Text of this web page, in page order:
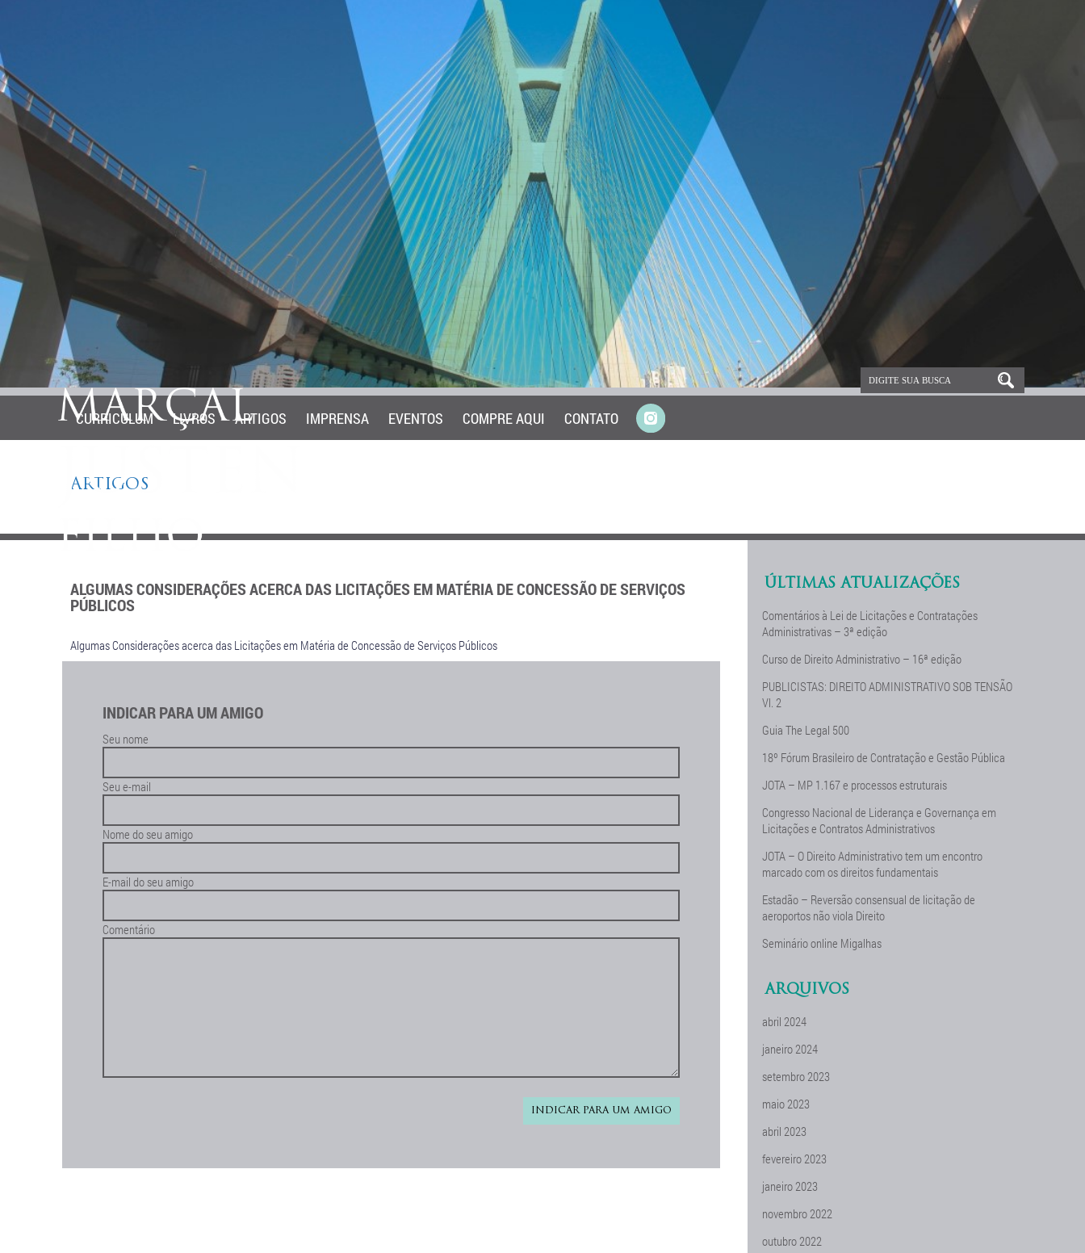
CURRICULUM LIVROS ARTIGOS IMPRENSA EVENTOS COMPRE AQUI CONTATO
ARTIGOS
ALGUMAS CONSIDERAÇÕES ACERCA DAS LICITAÇÕES EM MATÉRIA DE CONCESSÃO DE SERVIÇOS
PÚBLICOS
Algumas Considerações acerca das Licitações em Matéria de Concessão de Serviços Públicos
INDICAR PARA UM AMIGO
Seu nome
Seu e-mail
Nome do seu amigo
E-mail do seu amigo
Comentário
ÚLTIMAS ATUALIZAÇÕES
Comentários à Lei de Licitações e Contratações
Administrativas – 3ª edição
Curso de Direito Administrativo – 16ª edição
PUBLICISTAS: DIREITO ADMINISTRATIVO SOB TENSÃO
Vl. 2
Guia The Legal 500
18º Fórum Brasileiro de Contratação e Gestão Pública
JOTA – MP 1.167 e processos estruturais
Congresso Nacional de Liderança e Governança em
Licitações e Contratos Administrativos
JOTA – O Direito Administrativo tem um encontro
marcado com os direitos fundamentais
Estadão – Reversão consensual de licitação de
aeroportos não viola Direito
Seminário online Migalhas
ARQUIVOS
abril 2024
janeiro 2024
setembro 2023
maio 2023
abril 2023
fevereiro 2023
janeiro 2023
novembro 2022
outubro 2022